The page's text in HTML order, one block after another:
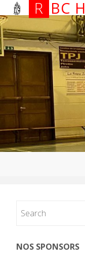
R BC H
NOS SPONSORS